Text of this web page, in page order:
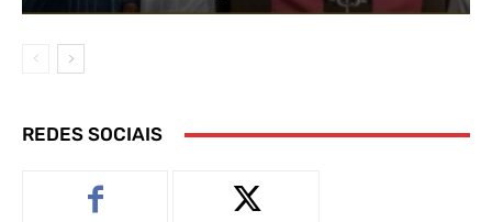
REDES SOCIAIS